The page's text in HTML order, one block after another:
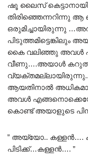
ഷൂ ലൈസ്
തിരിഞ്ഞെന്നറിന്നു
ഒരുമിച്ചായിരുന്നു
പിടുത്തമിട്ടെങ്കിലും
കൈ വലിഞ്ഞു അവൾ
വീണു….അയാൾ കറുത്ത
ആയതിനാൽ
അവൾ എങ്ങനൊക്കെയോ
കൊണ്ട് അയാളുടെ
” അയ്യോ.. കള്ളൻ….
പിടിക്ക്…കള്ളൻ…. ”